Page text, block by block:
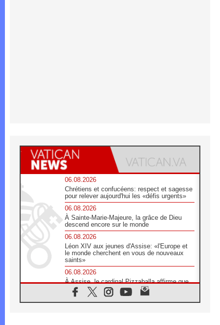
06.08.2026
Chrétiens et confucéens: respect et sagesse
pour relever aujourd'hui les «défis urgents»
06.08.2026
À Sainte-Marie-Majeure, la grâce de Dieu
descend encore sur le monde
06.08.2026
Léon XIV aux jeunes d'Assise: «l'Europe et
le monde cherchent en vous de nouveaux
saints»
06.08.2026
À Assise, le cardinal Pizzaballa affirme que
«les chrétiens veulent la paix»
06.08.2026